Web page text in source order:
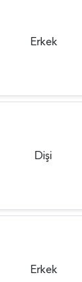
Erkek
Dişi
Erkek